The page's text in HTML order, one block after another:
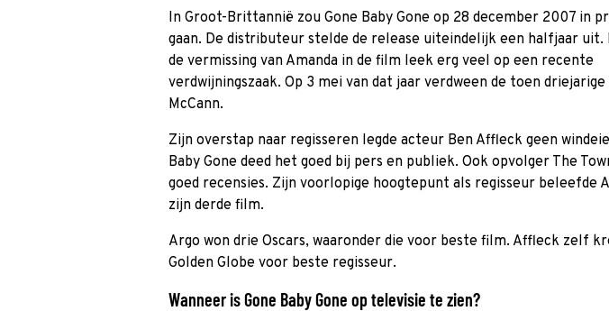
In Groot-Brittannië zou Gone Baby Gone op 28 december 2007 in
gaan. De distributeur stelde de release uiteindelijk een halfjaar uit.
de vermissing van Amanda in de film leek erg veel op een recente
verdwijningszaak. Op 3 mei van dat jaar verdween de toen
McCann.
Zijn overstap naar regisseren legde acteur Ben Affleck geen
Baby Gone deed het goed bij pers en publiek. Ook opvolger The
goed recensies. Zijn voorlopige hoogtepunt als regisseur beleefde
zijn derde film.
Argo won drie Oscars, waaronder die voor beste film. Affleck zelf
Golden Globe voor beste regisseur.
Wanneer is Gone Baby Gone op televisie te zien?